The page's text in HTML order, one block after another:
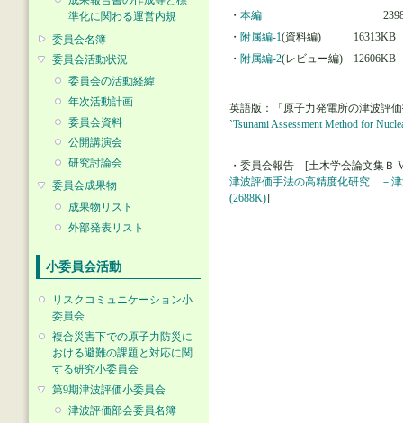
準化に関わる運営内規
委員会名簿
委員会活動状況
委員会の活動経緯
年次活動計画
委員会資料
公開講演会
研究討論会
委員会成果物
成果物リスト
外部発表リスト
小委員会活動
リスクコミュニケーション小
委員会
複合災害下での原子力防災に
おける避難の課題と対応に関
する研究小委員会
第9期津波評価小委員会
津波評価部会委員名簿
・本編
・附属編-1(資料編) 16313KB
・附属編-2(レビュー編) 12606KB
英語版：「原子力発電所の津波評
`Tsunami Assessment Method for
・委員会報告 [土木学会論文集Ｂ
津波評価手法の高精度化研究 －津
(2688K)]